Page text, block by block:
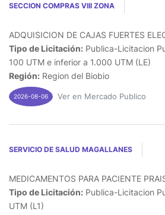
SECCION COMPRAS VIII ZONA
ADQUISICION DE CAJAS FUERTES
Tipo de Licitación: Publica-Licitacion
100 UTM e inferior a 1.000 UTM (LE)
Región: Region del Biobio
2026-08-06 Ver en Mercado Publico
SERVICIO DE SALUD MAGALLANES
MEDICAMENTOS PARA PACIENTE
Tipo de Licitación: Publica-Licitacion
UTM (L1)